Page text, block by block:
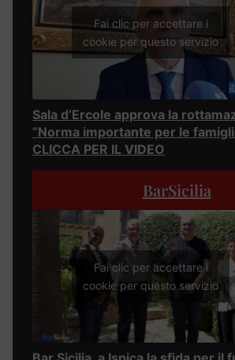
Fai clic per accettare i
cookie per questo servizio
Sala d’Ercole approva la
“Norma importante per le
CLICCA PER IL VIDEO
BarSicilia
Fai clic per accettare i
cookie per questo servizio